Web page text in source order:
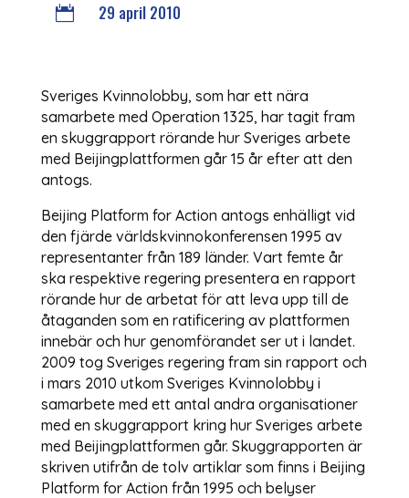
 29 april 2010
Sveriges Kvinnolobby, som har ett nära
samarbete med Operation 1325, har tagit fram
en skuggrapport rörande hur Sveriges arbete
med Beijingplattformen går 15 år efter att den
antogs.
Beijing Platform for Action antogs enhälligt vid
den fjärde världskvinnokonferensen 1995 av
representanter från 189 länder. Vart femte år
ska respektive regering presentera en rapport
rörande hur de arbetat för att leva upp till de
åtaganden som en ratificering av plattformen
innebär och hur genomförandet ser ut i landet.
2009 tog Sveriges regering fram sin rapport och
i mars 2010 utkom Sveriges Kvinnolobby i
samarbete med ett antal andra organisationer
med en skuggrapport kring hur Sveriges arbete
med Beijingplattformen går. Skuggrapporten är
skriven utifrån de tolv artiklar som finns i Beijing
Platform for Action från 1995 och belyser